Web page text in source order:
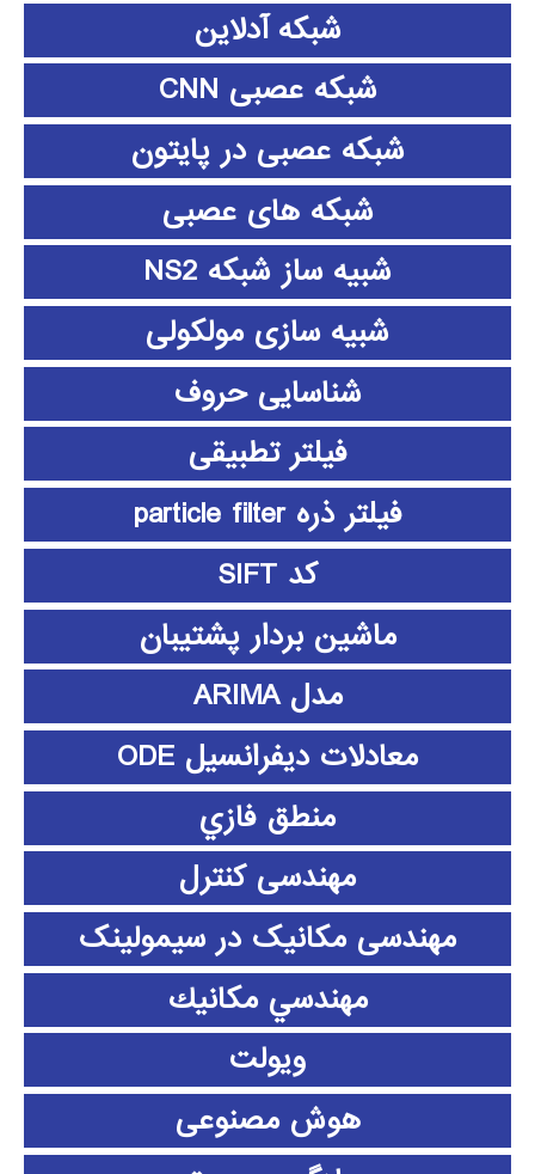
شبکه آدلاین
شبکه عصبی CNN
شبکه عصبی در پایتون
شبکه های عصبی
شبیه ساز شبکه NS2
شبیه سازی مولکولی
شناسایی حروف
فیلتر تطبیقی
فیلتر ذره particle filter
کد SIFT
ماشین بردار پشتیبان
مدل ARIMA
معادلات دیفرانسیل ODE
منطق فازي
مهندسی کنترل
مهندسی مکانیک در سیمولینک
مهندسي مكانيك
ویولت
هوش مصنوعی